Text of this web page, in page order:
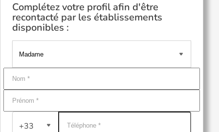
Complétez votre profil afin d'être
recontacté par les établissements
disponibles :
+33